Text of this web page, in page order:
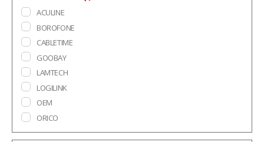
ACULINE
BOROFONE
CABLETIME
GOOBAY
LAMTECH
LOGILINK
OEM
ORICO
POWERTECH